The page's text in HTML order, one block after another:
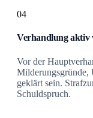
04
Verhandlung aktiv
Vor der
Milderungsgründe,
geklärt sein.
Schuldspruch.